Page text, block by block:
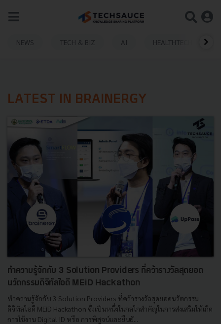
NEWS TECH & BIZ AI HEALTHTECH
LATEST IN BRAINERGY
ทำความรู้จักกับ 3 Solution Providers ที่คว้ารางวัลสุดยอด
นวัตกรรมดิจิทัลไอดี MEiD Hackathon
ทำความรู้จักกับ 3 Solution Providers ที่คว้ารางวัลสุดยอดนวัตกรรม
ดิจิทัลไอดี MEiD Hackathon ซึ่งเป็นหนึ่งในกลไกสำคัญในการส่งเสริมให้เกิด
การใช้งาน Digital ID หรือ การพิสูจน์และยืนยั...